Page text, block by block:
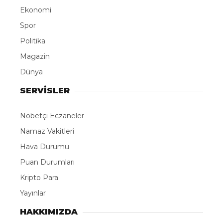
Ekonomi
Spor
Politika
Magazin
Dünya
SERVİSLER
Nöbetçi Eczaneler
Namaz Vakitleri
Hava Durumu
Puan Durumları
Kripto Para
Yayınlar
HAKKIMIZDA